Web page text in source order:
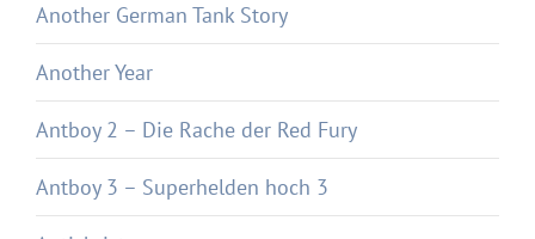
Another German Tank Story
Another Year
Antboy 2 – Die Rache der Red Fury
Antboy 3 – Superhelden hoch 3